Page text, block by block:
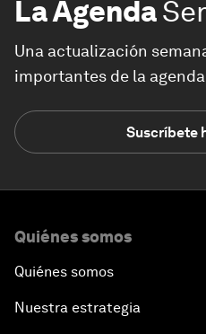
La Agenda
Una actualización
importantes de la
Suscríbete
Quiénes somos
Quiénes somos
Nuestra estrategia